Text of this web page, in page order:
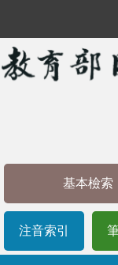
基本檢索
注音索引